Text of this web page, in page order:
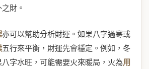
財。
亦可以幫助分析財運。如果八字過寒或
五行來平衡，財運先會穩定。例如，冬
字水旺，可能需要火來暖局，火為用